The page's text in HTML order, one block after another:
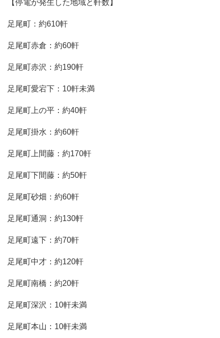
【停電が発生した地域と軒数】
足尾町：約610軒
足尾町赤倉：約60軒
足尾町赤沢：約190軒
足尾町愛宕下：10軒未満
足尾町上の平：約40軒
足尾町掛水：約60軒
足尾町上間藤：約170軒
足尾町下間藤：約50軒
足尾町砂畑：約60軒
足尾町通洞：約130軒
足尾町遠下：約70軒
足尾町中才：約120軒
足尾町南橋：約20軒
足尾町深沢：10軒未満
足尾町本山：10軒未満